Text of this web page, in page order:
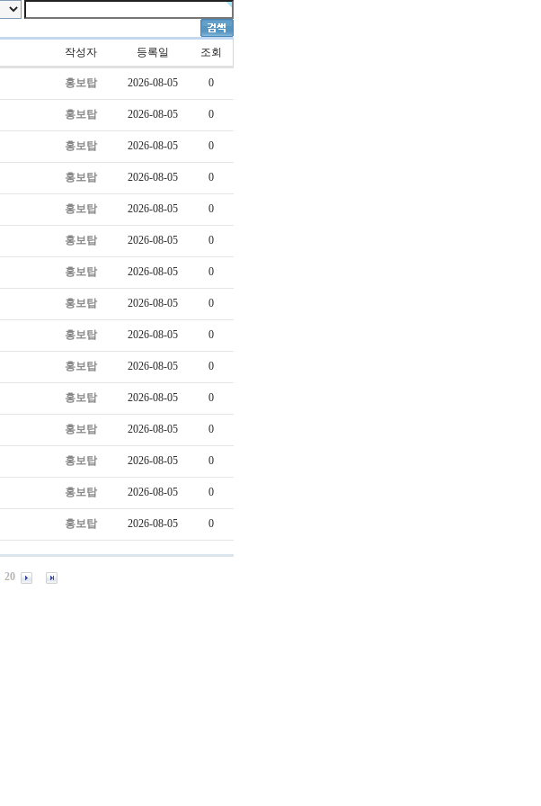
작성자 등록일 조회
홍보탑 2026-08-05 0
홍보탑 2026-08-05 0
홍보탑 2026-08-05 0
홍보탑 2026-08-05 0
홍보탑 2026-08-05 0
홍보탑 2026-08-05 0
홍보탑 2026-08-05 0
홍보탑 2026-08-05 0
홍보탑 2026-08-05 0
홍보탑 2026-08-05 0
홍보탑 2026-08-05 0
홍보탑 2026-08-05 0
홍보탑 2026-08-05 0
홍보탑 2026-08-05 0
홍보탑 2026-08-05 0
20